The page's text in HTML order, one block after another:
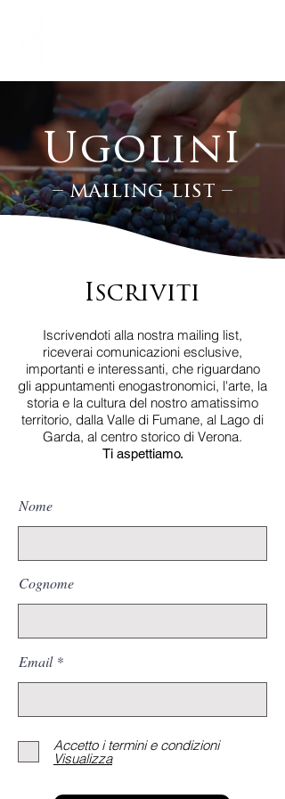
UgolinI
– mailing list –
Iscriviti
Iscrivendoti alla nostra mailing list,
riceverai comunicazioni esclusive,
importanti e interessanti, che riguardano
gli appuntamenti enogastronomici, l'arte, la
storia e la cultura del nostro amatissimo
territorio, dalla Valle di Fumane, al Lago di
Garda, al centro storico di Verona.
Ti aspettiamo.
Nome
Cognome
Email
Accetto i termini e condizioni
Visualizza